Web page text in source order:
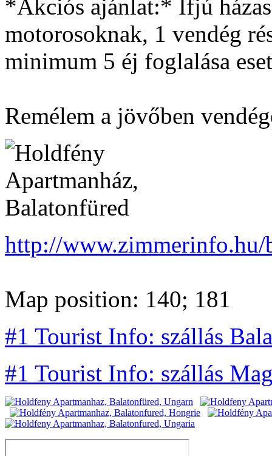
*Akciós ajánlat:* Ifjú
motorosoknak, 1 vendég
minimum 5 éj foglalása
Remélem a jövőben
http://
Map position: 140; 181
#1 Tourist Info: szállás
#1 Tourist Info: szállás